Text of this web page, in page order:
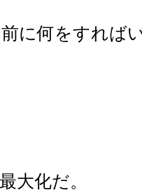
に何をすれば
大化だ。